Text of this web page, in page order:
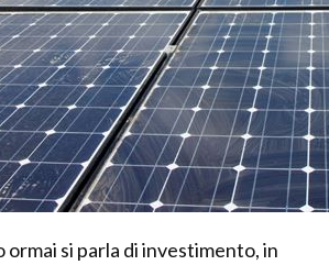
ormai si parla di investimento, in